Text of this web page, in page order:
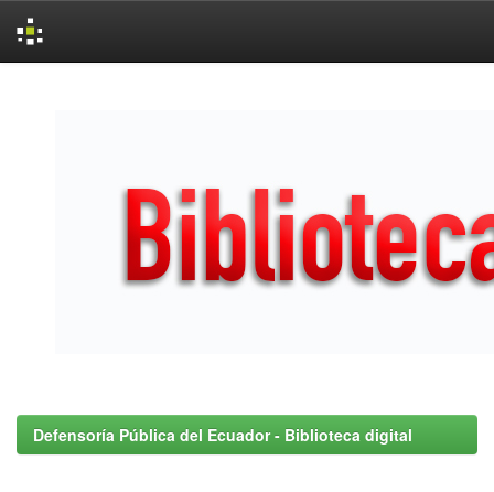
Defensoría Pública del Ecuador - Biblioteca digital